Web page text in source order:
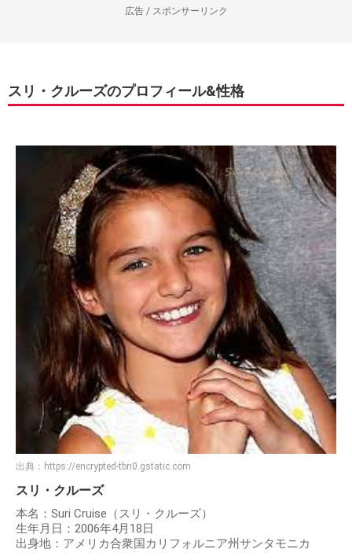
広告 / スポンサーリンク
スリ・クルーズのプロフィール&性格
出典： https://encrypted-tbn0.gstatic.com
スリ・クルーズ
本名：Suri Cruise（スリ・クルーズ）
生年月日：2006年4月18日
出身地：アメリカ合衆国カリフォルニア州サンタモニカ